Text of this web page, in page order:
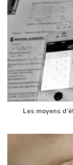
Les moyens